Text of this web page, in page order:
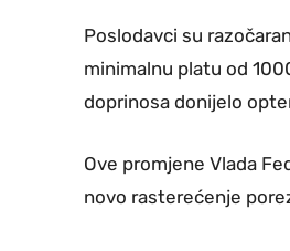
Poslodavci su
minimalnu platu od
doprinosa donijelo
Ove promjene Vlada
novo rasterećenje